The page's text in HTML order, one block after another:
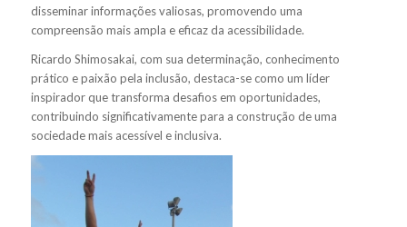
disseminar informações valiosas, promovendo uma
compreensão mais ampla e eficaz da acessibilidade.
Ricardo Shimosakai, com sua determinação, conhecimento
prático e paixão pela inclusão, destaca-se como um líder
inspirador que transforma desafios em oportunidades,
contribuindo significativamente para a construção de uma
sociedade mais acessível e inclusiva.